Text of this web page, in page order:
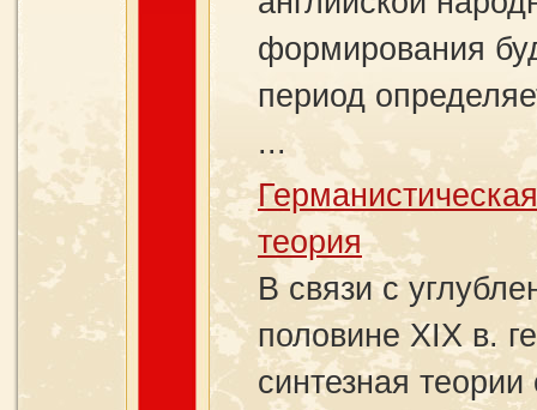
формирования
период
...
теория
В связи с
половине XIX в.
синтезная